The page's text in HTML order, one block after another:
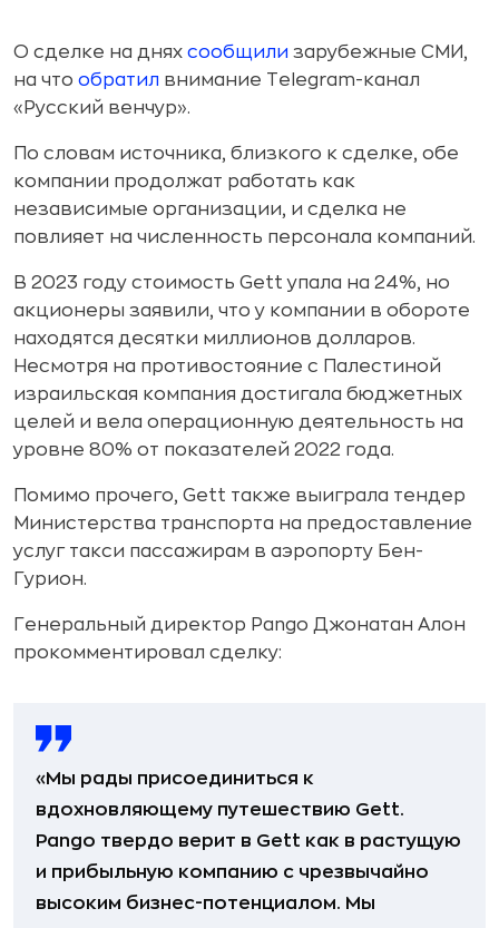
О сделке на днях сообщили зарубежные СМИ,
на что обратил внимание Telegram-канал
«Русский венчур».
По словам источника, близкого к сделке, обе
компании продолжат работать как
независимые организации, и сделка не
повлияет на численность персонала компаний.
В 2023 году стоимость Gett упала на 24%, но
акционеры заявили, что у компании в обороте
находятся десятки миллионов долларов.
Несмотря на противостояние с Палестиной
израильская компания достигала бюджетных
целей и вела операционную деятельность на
уровне 80% от показателей 2022 года.
Помимо прочего, Gett также выиграла тендер
Министерства транспорта на предоставление
услуг такси пассажирам в аэропорту Бен-
Гурион.
Генеральный директор Pango Джонатан Алон
прокомментировал сделку:
«Мы рады присоединиться к
вдохновляющему путешествию Gett.
Pango твердо верит в Gett как в растущую
и прибыльную компанию с чрезвычайно
высоким бизнес-потенциалом. Мы